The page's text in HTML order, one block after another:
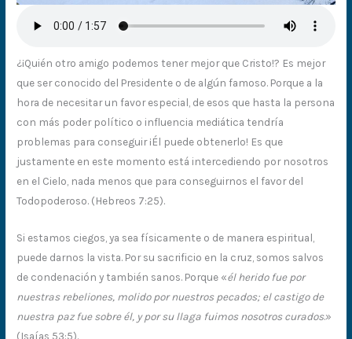
¿¡Quién otro amigo podemos tener mejor que Cristo!? Es mejor
que ser conocido del Presidente o de algún famoso. Porque a la
hora de necesitar un favor especial, de esos que hasta la persona
con más poder político o influencia mediática tendría
problemas para conseguir ¡Él puede obtenerlo! Es que
justamente en este momento está intercediendo por nosotros
en el Cielo, nada menos que para conseguirnos el favor del
Todopoderoso. (Hebreos 7:25).
Si estamos ciegos, ya sea físicamente o de manera espiritual,
puede darnos la vista. Por su sacrificio en la cruz, somos salvos
de condenación y también sanos. Porque «él herido fue por
nuestras rebeliones, molido por nuestros pecados; el castigo de
nuestra paz fue sobre él, y por su llaga fuimos nosotros curados.»
(Isaías 53:5).